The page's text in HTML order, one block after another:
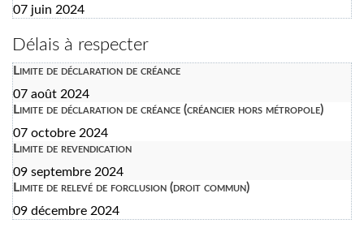
07 juin 2024
Délais à respecter
Limite de déclaration de créance
07 août 2024
Limite de déclaration de créance (créancier hors métropole)
07 octobre 2024
Limite de revendication
09 septembre 2024
Limite de relevé de forclusion (droit commun)
09 décembre 2024